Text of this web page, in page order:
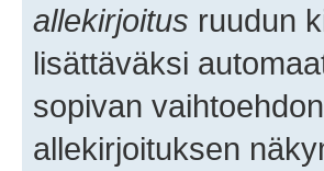
allekirjoitus ruudun
lisättäväksi
sopivan
allekirjoituksen